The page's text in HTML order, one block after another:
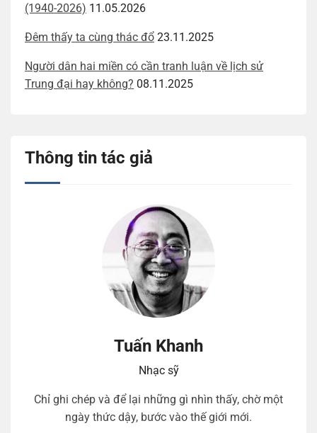
(1940-2026) 11.05.2026
Đêm thấy ta cùng thác đổ 23.11.2025
Người dân hai miền có cần tranh luận về lịch sử
Trung đại hay không? 08.11.2025
Thông tin tác giả
Tuấn Khanh
Nhạc sỹ
Chỉ ghi chép và để lại những gì nhìn thấy, chờ một
ngày thức dậy, bước vào thế giới mới.